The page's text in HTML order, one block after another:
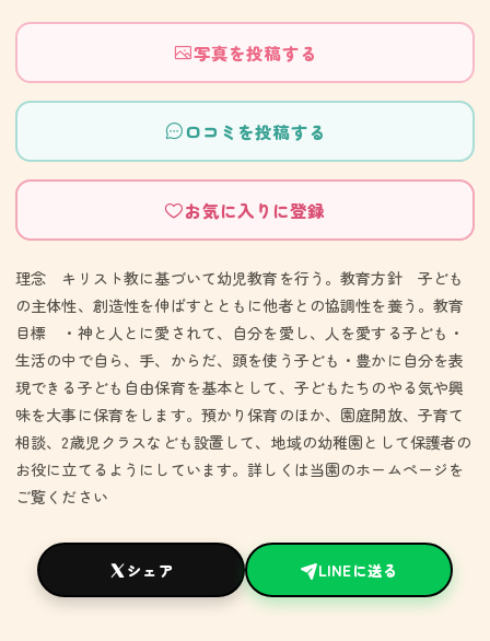
写真を投稿する
口コミを投稿する
お気に入りに登録
理念 キリスト教に基づいて幼児教育を行う。教育方針 子ども
の主体性、創造性を伸ばすとともに他者との協調性を養う。教育
目標 ・神と人とに愛されて、自分を愛し、人を愛する子ども・
生活の中で自ら、手、からだ、頭を使う子ども・豊かに自分を表
現できる子ども自由保育を基本として、子どもたちのやる気や興
味を大事に保育をします。預かり保育のほか、園庭開放、子育て
相談、2歳児クラスなども設置して、地域の幼稚園として保護者の
お役に立てるようにしています。詳しくは当園のホームページを
ご覧ください
シェア LINEに送る